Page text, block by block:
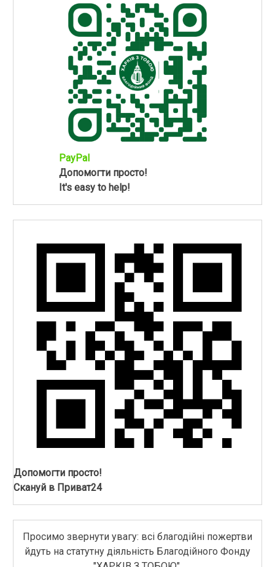
PayPal
Допомогти просто!
It's easy to help!
Допомогти просто!
Скануй в Приват24
Просимо звернути увагу: всі благодійні пожертви
йдуть на статутну діяльність Благодійного Фонду